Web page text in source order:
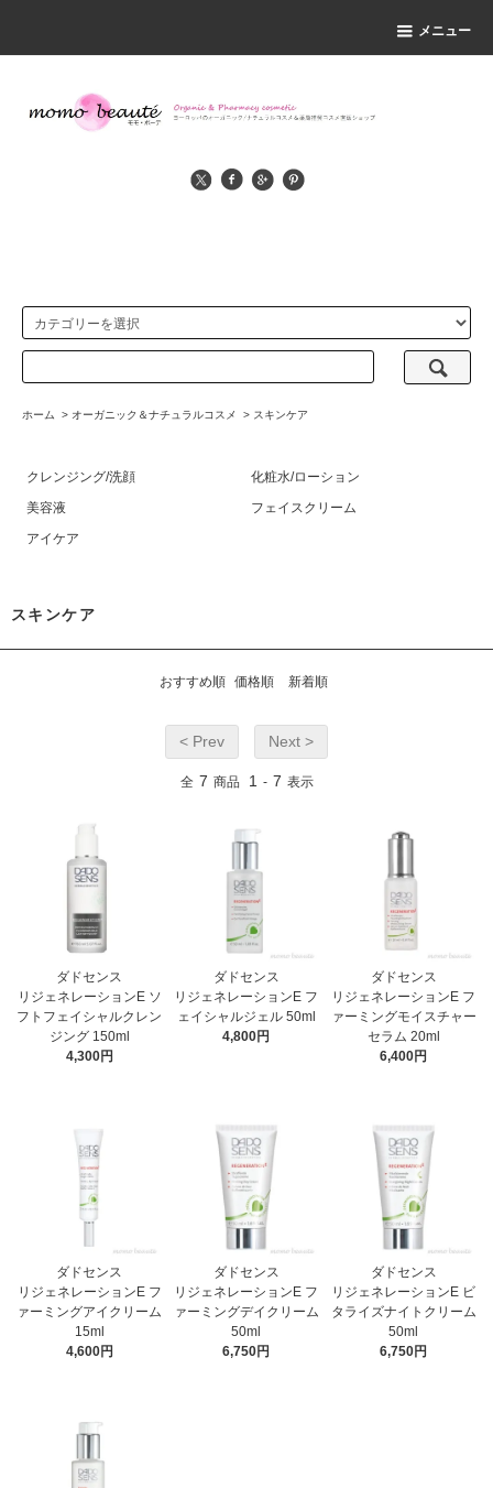
メニュー
ホーム > オーガニック＆ナチュラルコスメ > スキンケア
クレンジング/洗顔
化粧水/ローション
美容液
フェイスクリーム
アイケア
スキンケア
おすすめ順 価格順 新着順
< Prev Next >
全 7 商品 1 - 7 表示
ダドセンス
リジェネレーションE ソ
フトフェイシャルクレン
ジング 150ml
4,300円
ダドセンス
リジェネレーションE フ
ェイシャルジェル 50ml
4,800円
ダドセンス
リジェネレーションE フ
ァーミングモイスチャー
セラム 20ml
6,400円
ダドセンス
リジェネレーションE フ
ァーミングアイクリーム
15ml
4,600円
ダドセンス
リジェネレーションE フ
ァーミングデイクリーム
50ml
6,750円
ダドセンス
リジェネレーションE ビ
タライズナイトクリーム
50ml
6,750円